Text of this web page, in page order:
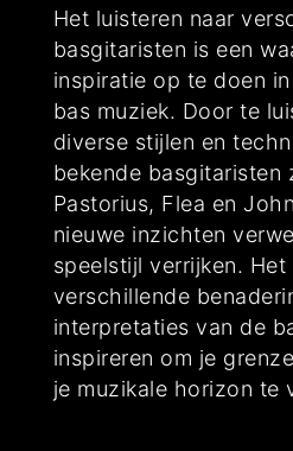
Het luisteren naar
basgitaristen is een
inspiratie op te doen
bas muziek. Door te
diverse stijlen en
bekende basgitaristen
Pastorius, Flea en
nieuwe inzichten
speelstijl verrijken.
verschillende
interpretaties van de
inspireren om je
je muzikale horizon te